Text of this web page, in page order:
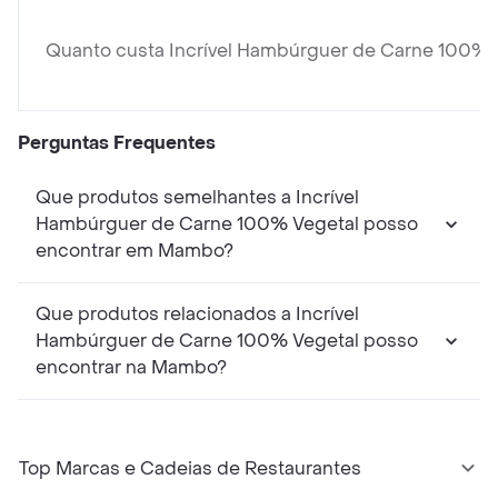
Quanto custa Incrível Hambúrguer de Carne 100%
Perguntas Frequentes
Que produtos semelhantes a Incrível
Hambúrguer de Carne 100% Vegetal posso
encontrar em Mambo?
Que produtos relacionados a Incrível
Hambúrguer de Carne 100% Vegetal posso
encontrar na Mambo?
Top Marcas e Cadeias de Restaurantes